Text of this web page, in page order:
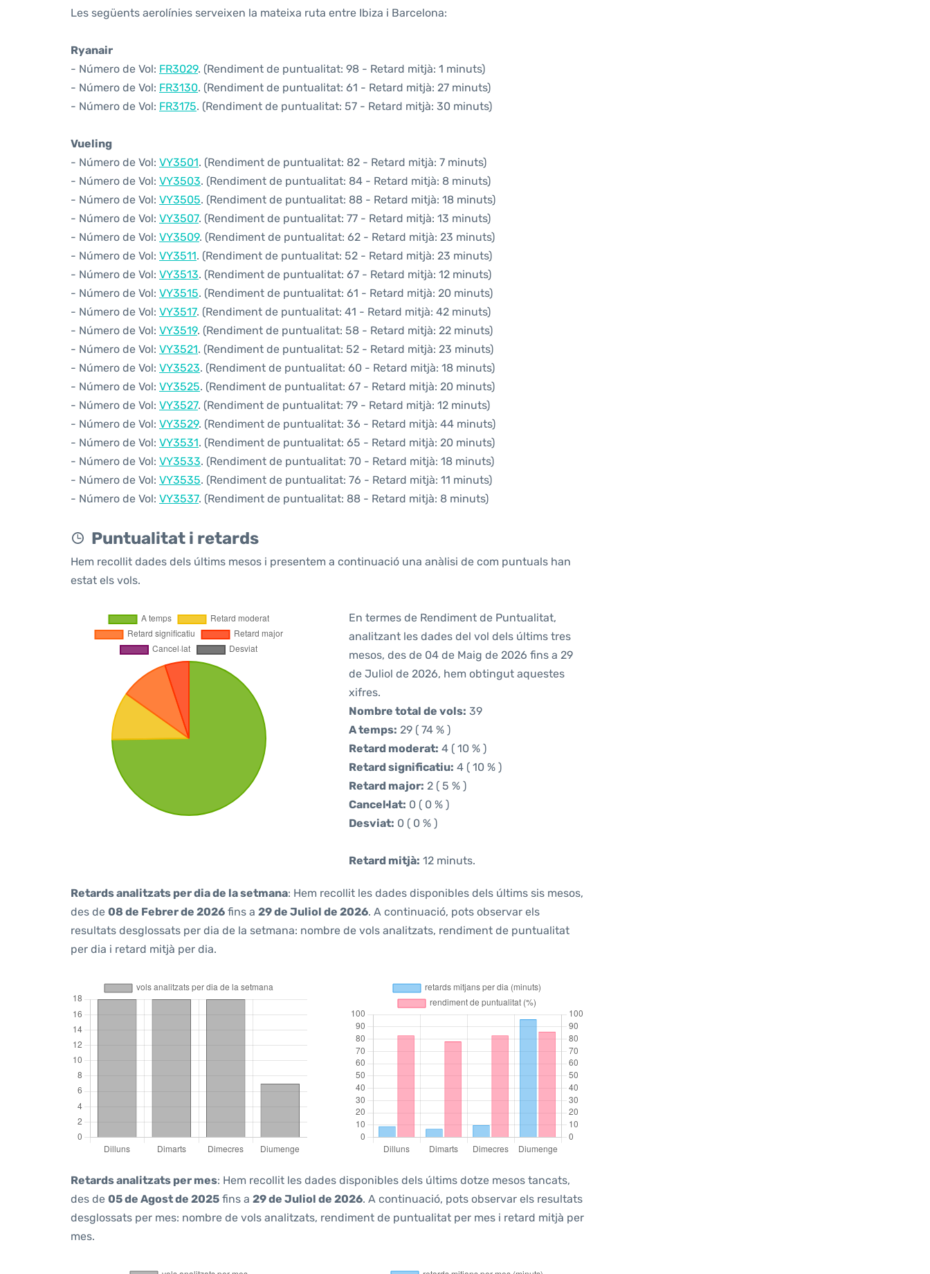
Les següents aerolínies serveixen la mateixa ruta entre Ibiza i Barcelona:
Ryanair
- Número de Vol: FR3029. (Rendiment de puntualitat: 98 - Retard mitjà: 1 minuts)
- Número de Vol: FR3130. (Rendiment de puntualitat: 61 - Retard mitjà: 27 minuts)
- Número de Vol: FR3175. (Rendiment de puntualitat: 57 - Retard mitjà: 30 minuts)
Vueling
- Número de Vol: VY3501. (Rendiment de puntualitat: 82 - Retard mitjà: 7 minuts)
- Número de Vol: VY3503. (Rendiment de puntualitat: 84 - Retard mitjà: 8 minuts)
- Número de Vol: VY3505. (Rendiment de puntualitat: 88 - Retard mitjà: 18 minuts)
- Número de Vol: VY3507. (Rendiment de puntualitat: 77 - Retard mitjà: 13 minuts)
- Número de Vol: VY3509. (Rendiment de puntualitat: 62 - Retard mitjà: 23 minuts)
- Número de Vol: VY3511. (Rendiment de puntualitat: 52 - Retard mitjà: 23 minuts)
- Número de Vol: VY3513. (Rendiment de puntualitat: 67 - Retard mitjà: 12 minuts)
- Número de Vol: VY3515. (Rendiment de puntualitat: 61 - Retard mitjà: 20 minuts)
- Número de Vol: VY3517. (Rendiment de puntualitat: 41 - Retard mitjà: 42 minuts)
- Número de Vol: VY3519. (Rendiment de puntualitat: 58 - Retard mitjà: 22 minuts)
- Número de Vol: VY3521. (Rendiment de puntualitat: 52 - Retard mitjà: 23 minuts)
- Número de Vol: VY3523. (Rendiment de puntualitat: 60 - Retard mitjà: 18 minuts)
- Número de Vol: VY3525. (Rendiment de puntualitat: 67 - Retard mitjà: 20 minuts)
- Número de Vol: VY3527. (Rendiment de puntualitat: 79 - Retard mitjà: 12 minuts)
- Número de Vol: VY3529. (Rendiment de puntualitat: 36 - Retard mitjà: 44 minuts)
- Número de Vol: VY3531. (Rendiment de puntualitat: 65 - Retard mitjà: 20 minuts)
- Número de Vol: VY3533. (Rendiment de puntualitat: 70 - Retard mitjà: 18 minuts)
- Número de Vol: VY3535. (Rendiment de puntualitat: 76 - Retard mitjà: 11 minuts)
- Número de Vol: VY3537. (Rendiment de puntualitat: 88 - Retard mitjà: 8 minuts)
Puntualitat i retards
Hem recollit dades dels últims mesos i presentem a continuació una anàlisi de com puntuals han
estat els vols.
En termes de Rendiment de Puntualitat,
analitzant les dades del vol dels últims tres
mesos, des de 04 de Maig de 2026 fins a 29
de Juliol de 2026, hem obtingut aquestes
xifres.
Nombre total de vols: 39
A temps: 29 ( 74 % )
Retard moderat: 4 ( 10 % )
Retard significatiu: 4 ( 10 % )
Retard major: 2 ( 5 % )
Cancel·lat: 0 ( 0 % )
Desviat: 0 ( 0 % )
Retard mitjà: 12 minuts.
Retards analitzats per dia de la setmana: Hem recollit les dades disponibles dels últims sis mesos,
des de 08 de Febrer de 2026 fins a 29 de Juliol de 2026. A continuació, pots observar els
resultats desglossats per dia de la setmana: nombre de vols analitzats, rendiment de puntualitat
per dia i retard mitjà per dia.
Retards analitzats per mes: Hem recollit les dades disponibles dels últims dotze mesos tancats,
des de 05 de Agost de 2025 fins a 29 de Juliol de 2026. A continuació, pots observar els resultats
desglossats per mes: nombre de vols analitzats, rendiment de puntualitat per mes i retard mitjà per
mes.